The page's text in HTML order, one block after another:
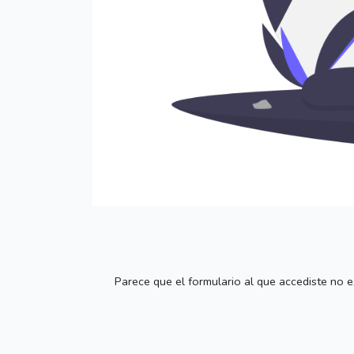
Parece que el formulario al que accediste no